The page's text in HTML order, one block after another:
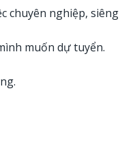
chuyên nghiệp,
muốn dự tuyển.